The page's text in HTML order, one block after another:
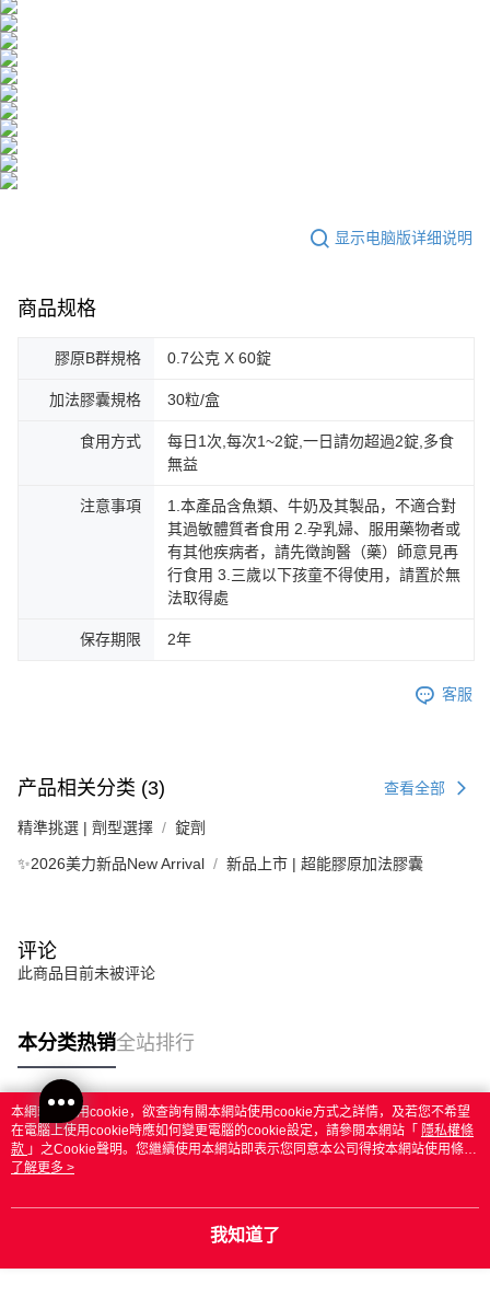
显示电脑版详细说明
商品规格
膠原B群規格 0.7公克 X 60錠
加法膠囊規格 30粒/盒
食用方式
每日1次,每次1~2錠,一日請勿超過2錠,多食
無益
注意事項
1.本產品含魚類、牛奶及其製品，不適合對
其過敏體質者食用 2.孕乳婦、服用藥物者或
有其他疾病者，請先徵詢醫（藥）師意見再
行食用 3.三歲以下孩童不得使用，請置於無
法取得處
保存期限 2年
客服
产品相关分类 (3) 查看全部
精準挑選 | 劑型選擇 錠劑
✨2026美力新品New Arrival 新品上市 | 超能膠原加法膠囊
评论
此商品目前未被评论
本分类热销全站排行
热门标签
本網站中使用cookie，欲查詢有關本網站使用cookie方式之詳情，及若您不希望
在電腦上使用cookie時應如何變更電腦的cookie設定，請參閱本網站「 隱私權條
款 」之Cookie聲明。您繼續使用本網站即表示您同意本公司得按本網站使用條款
之Cookie聲明使用cookie。
了解更多 >
我知道了